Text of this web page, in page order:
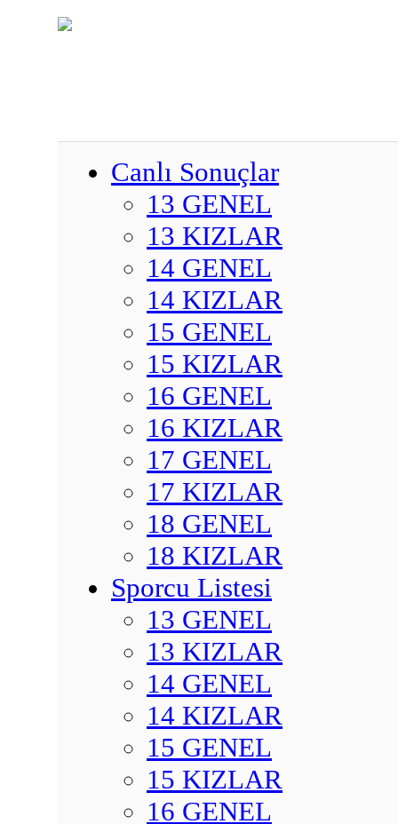
Canlı Sonuçlar
13 GENEL
13 KIZLAR
14 GENEL
14 KIZLAR
15 GENEL
15 KIZLAR
16 GENEL
16 KIZLAR
17 GENEL
17 KIZLAR
18 GENEL
18 KIZLAR
Sporcu Listesi
13 GENEL
13 KIZLAR
14 GENEL
14 KIZLAR
15 GENEL
15 KIZLAR
16 GENEL